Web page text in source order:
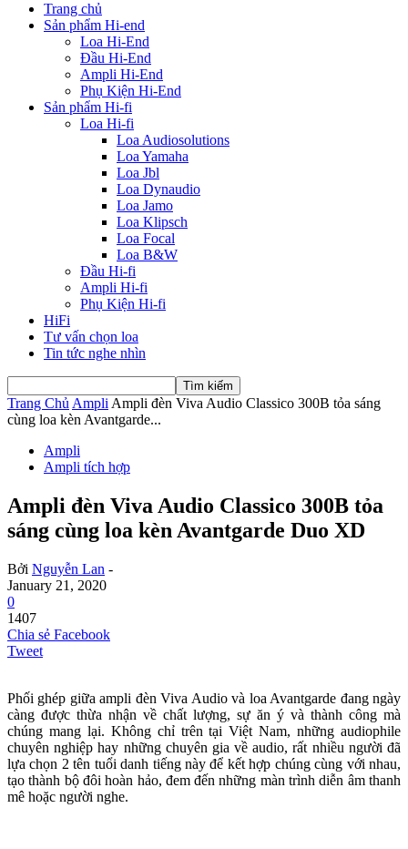
Trang chủ
Sản phẩm Hi-end
Loa Hi-End
Đầu Hi-End
Ampli Hi-End
Phụ Kiện Hi-End
Sản phẩm Hi-fi
Loa Hi-fi
Loa Audiosolutions
Loa Yamaha
Loa Jbl
Loa Dynaudio
Loa Jamo
Loa Klipsch
Loa Focal
Loa B&W
Đầu Hi-fi
Ampli Hi-fi
Phụ Kiện Hi-fi
HiFi
Tư vấn chọn loa
Tin tức nghe nhìn
Trang Chủ Ampli Ampli đèn Viva Audio Classico 300B tỏa sáng
cùng loa kèn Avantgarde...
Ampli
Ampli tích hợp
Ampli đèn Viva Audio Classico 300B tỏa
sáng cùng loa kèn Avantgarde Duo XD
Bởi Nguyễn Lan -
January 21, 2020
0
1407
Chia sẻ Facebook
Tweet
Phối ghép giữa ampli đèn Viva Audio và loa Avantgarde đang ngày
càng được thừa nhận về chất lượng, sự ăn ý và thành công mà
chúng mang lại. Không chỉ trên tại Việt Nam, những audiophile
chuyên nghiệp hay những chuyên gia về audio, rất nhiều người đã
lựa chọn 2 tên tuổi danh tiếng này để kết hợp chúng cùng với nhau,
tạo thành bộ đôi hoàn hảo, đem đến những màn trình diễn âm thanh
mê hoặc người nghe.